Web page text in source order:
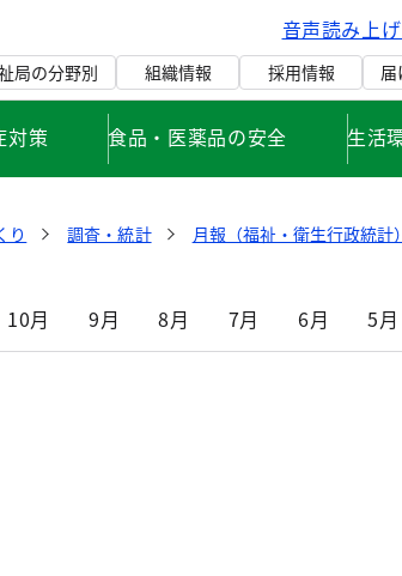
音声読み上
局の分野別 組織情報 採用情報
対策 食品・医薬品の安全 生活
り 調査・統計 月報（福祉・衛生行政統計
10月 9月 8月 7月 6月 5月